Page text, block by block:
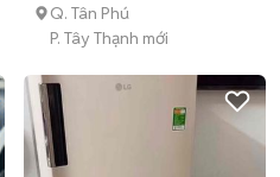
Q. Tân Phú
P. Tây Thạnh mới